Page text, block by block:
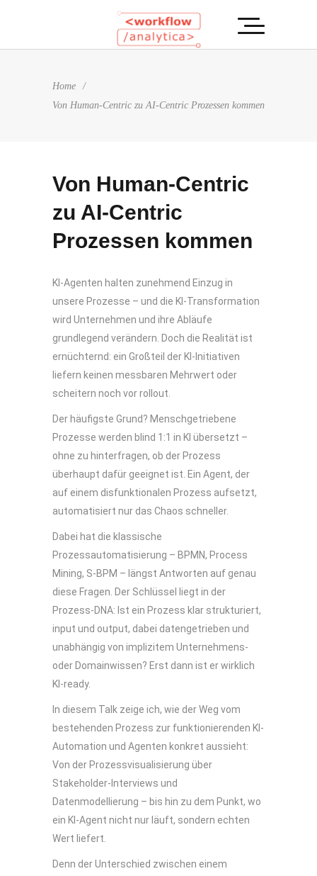
Home
/
Von Human-Centric zu AI-Centric Prozessen kommen
Von Human-Centric
zu AI-Centric
Prozessen kommen
KI-Agenten halten zunehmend Einzug in
unsere Prozesse – und die KI-Transformation
wird Unternehmen und ihre Abläufe
grundlegend verändern. Doch die Realität ist
ernüchternd: ein Großteil der KI-Initiativen
liefern keinen messbaren Mehrwert oder
scheitern noch vor rollout.
Der häufigste Grund? Menschgetriebene
Prozesse werden blind 1:1 in KI übersetzt –
ohne zu hinterfragen, ob der Prozess
überhaupt dafür geeignet ist. Ein Agent, der
auf einem disfunktionalen Prozess aufsetzt,
automatisiert nur das Chaos schneller.
Dabei hat die klassische
Prozessautomatisierung – BPMN, Process
Mining, S-BPM – längst Antworten auf genau
diese Fragen. Der Schlüssel liegt in der
Prozess-DNA: Ist ein Prozess klar strukturiert,
input und output, dabei datengetrieben und
unabhängig von implizitem Unternehmens-
oder Domainwissen? Erst dann ist er wirklich
KI-ready.
In diesem Talk zeige ich, wie der Weg vom
bestehenden Prozess zur funktionierenden KI-
Automation und Agenten konkret aussieht:
Von der Prozessvisualisierung über
Stakeholder-Interviews und
Datenmodellierung – bis hin zu dem Punkt, wo
ein KI-Agent nicht nur läuft, sondern echten
Wert liefert.
Denn der Unterschied zwischen einem